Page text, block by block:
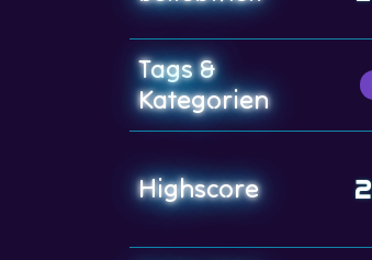
Tags &
Kategorien
Highscore